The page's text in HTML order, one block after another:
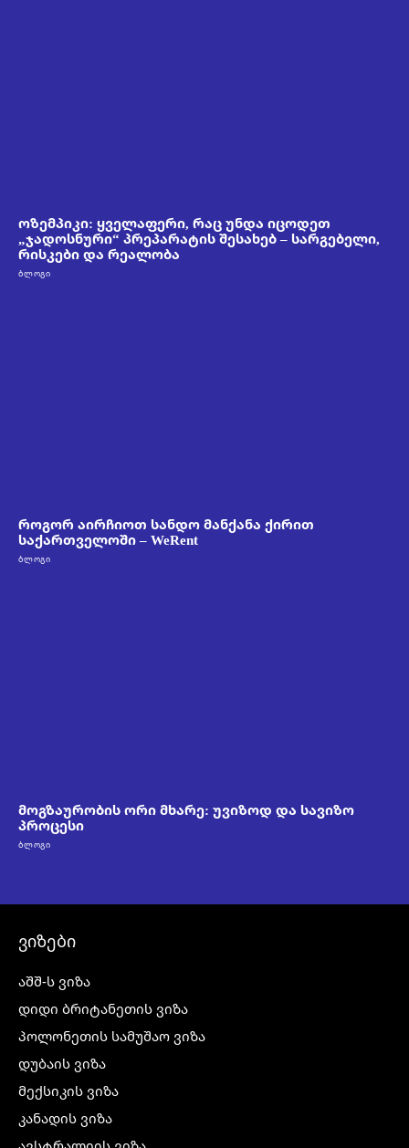
ოზემპიკი: ყველაფერი, რაც უნდა იცოდეთ
„ჯადოსნური“ პრეპარატის შესახებ – სარგებელი,
რისკები და რეალობა
ᲑᲚᲝᲒᲘ
როგორ აირჩიოთ სანდო მანქანა ქირით
საქართველოში – WeRent
ᲑᲚᲝᲒᲘ
მოგზაურობის ორი მხარე: უვიზოდ და სავიზო
პროცესი
ᲑᲚᲝᲒᲘ
ვიზები
აშშ-ს ვიზა
დიდი ბრიტანეთის ვიზა
პოლონეთის სამუშაო ვიზა
დუბაის ვიზა
მექსიკის ვიზა
კანადის ვიზა